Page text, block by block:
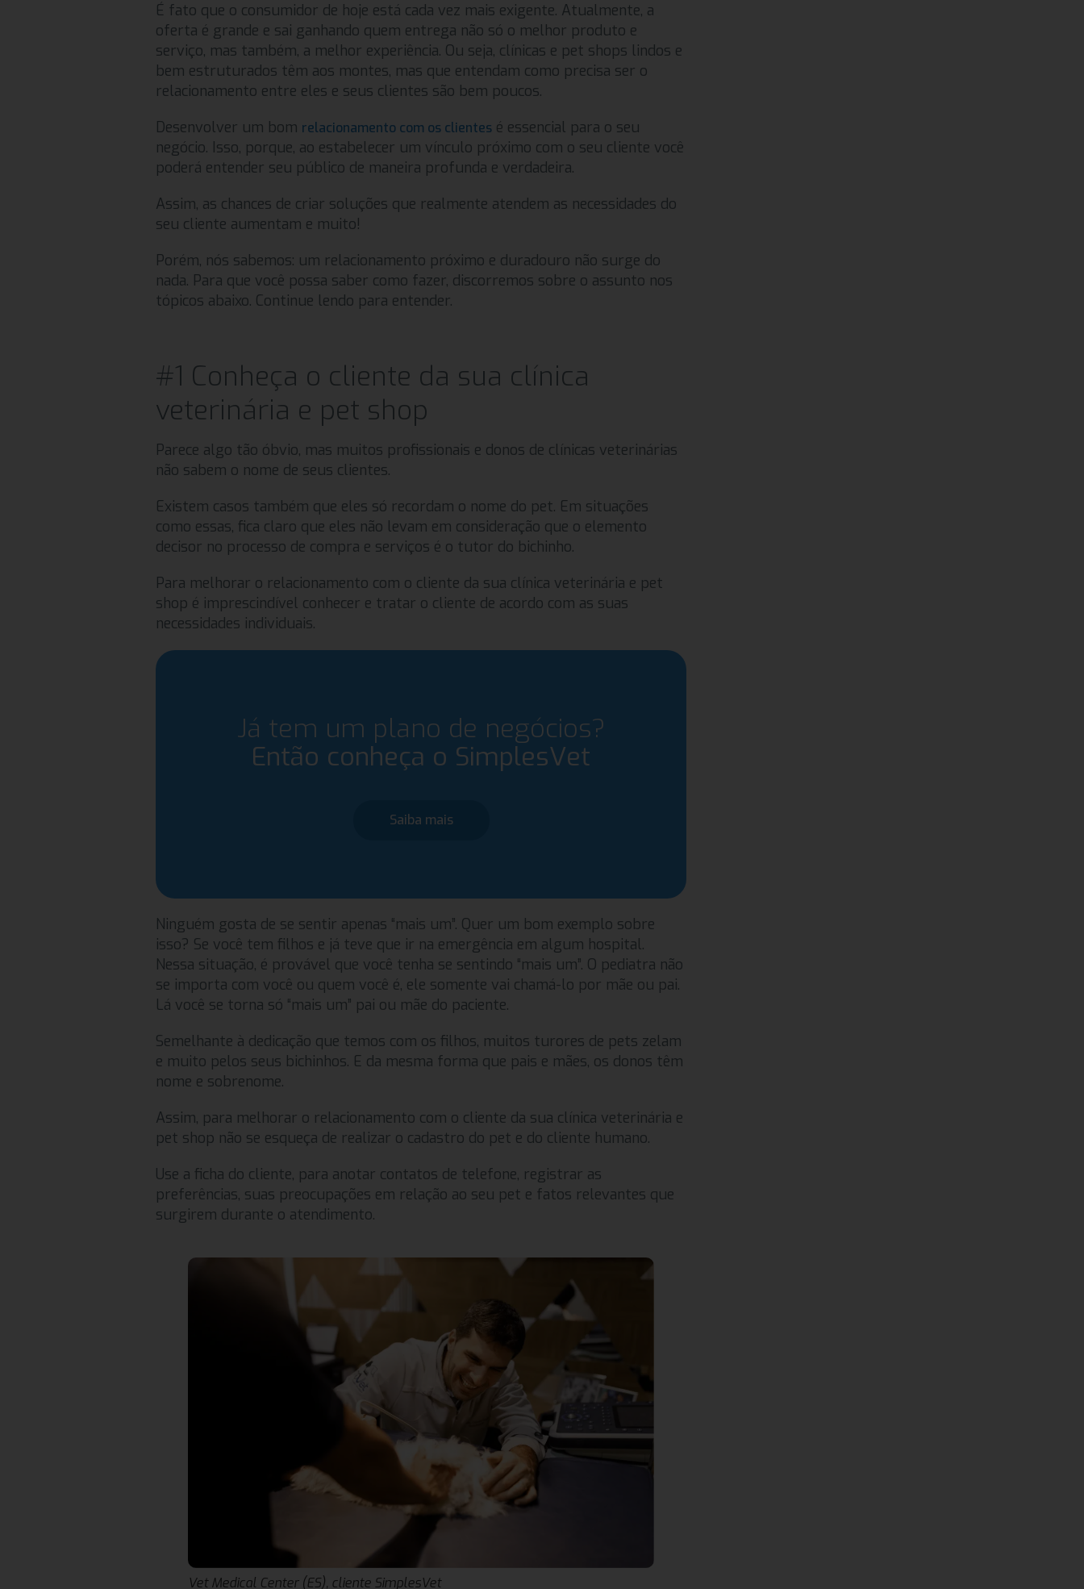
É fato que o consumidor de hoje está cada vez mais exigente. Atualmente, a
oferta é grande e sai ganhando quem entrega não só o melhor produto e
serviço, mas também, a melhor experiência. Ou seja, clínicas e pet shops lindos e
bem estruturados têm aos montes, mas que entendam como precisa ser o
relacionamento entre eles e seus clientes são bem poucos.
Desenvolver um bom relacionamento com os clientes é essencial para o seu
negócio. Isso, porque, ao estabelecer um vínculo próximo com o seu cliente você
poderá entender seu público de maneira profunda e verdadeira.
Assim, as chances de criar soluções que realmente atendem as necessidades do
seu cliente aumentam e muito!
Porém, nós sabemos: um relacionamento próximo e duradouro não surge do
nada. Para que você possa saber como fazer, discorremos sobre o assunto nos
tópicos abaixo. Continue lendo para entender.
#1 Conheça o cliente da sua clínica
veterinária e pet shop
Parece algo tão óbvio, mas muitos profissionais e donos de clínicas veterinárias
não sabem o nome de seus clientes.
Existem casos também que eles só recordam o nome do pet. Em situações
como essas, fica claro que eles não levam em consideração que o elemento
decisor no processo de compra e serviços é o tutor do bichinho.
Para melhorar o relacionamento com o cliente da sua clínica veterinária e pet
shop é imprescindível conhecer e tratar o cliente de acordo com as suas
necessidades individuais.
Já tem um plano de negócios?
Então conheça o SimplesVet
Saiba mais
Ninguém gosta de se sentir apenas “mais um”. Quer um bom exemplo sobre
isso? Se você tem filhos e já teve que ir na emergência em algum hospital.
Nessa situação, é provável que você tenha se sentindo “mais um”. O pediatra não
se importa com você ou quem você é, ele somente vai chamá-lo por mãe ou pai.
Lá você se torna só “mais um” pai ou mãe do paciente.
Semelhante à dedicação que temos com os filhos, muitos turores de pets zelam
e muito pelos seus bichinhos. E da mesma forma que pais e mães, os donos têm
nome e sobrenome.
Assim, para melhorar o relacionamento com o cliente da sua clínica veterinária e
pet shop não se esqueça de realizar o cadastro do pet e do cliente humano.
Use a ficha do cliente, para anotar contatos de telefone, registrar as
preferências, suas preocupações em relação ao seu pet e fatos relevantes que
surgirem durante o atendimento.
Vet Medical Center (ES), cliente SimplesVet